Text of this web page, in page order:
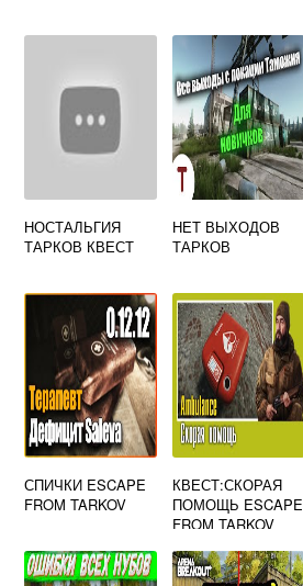
НОСТАЛЬГИЯ
ТАРКОВ КВЕСТ
НЕТ ВЫХОДОВ
ТАРКОВ
СПИЧКИ ESCAPE
FROM TARKOV
КВЕСТ:СКОРАЯ
ПОМОЩЬ ESCAPE
FROM TARKOV